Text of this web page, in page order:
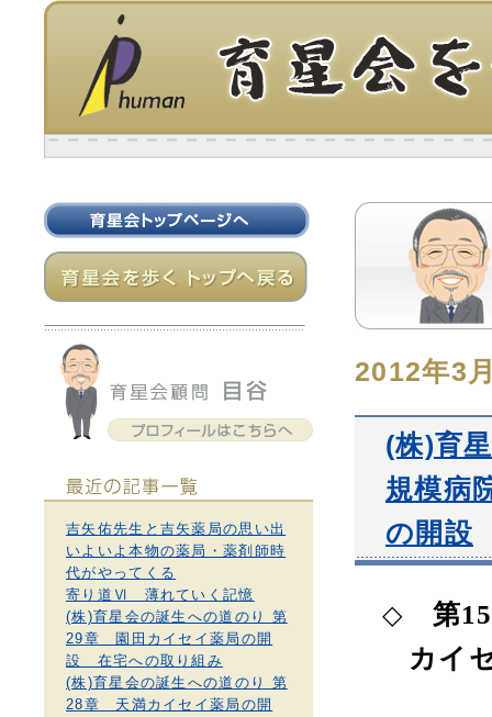
2012年3
(株)育
規模病
の開設
◇ 第15
カイ
吉矢佑先生と吉矢薬局の思い出
いよいよ本物の薬局・薬剤師時
代がやってくる
寄り道Ⅵ 薄れていく記憶
(株)育星会の誕生への道のり 第
29章 園田カイセイ薬局の開
設 在宅への取り組み
(株)育星会の誕生への道のり 第
28章 天満カイセイ薬局の開